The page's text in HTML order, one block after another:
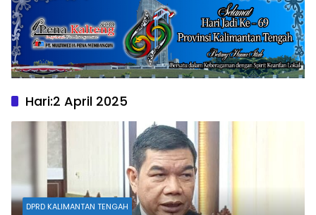
Hari:2 April 2025
DPRD KALIMANTAN TENGAH